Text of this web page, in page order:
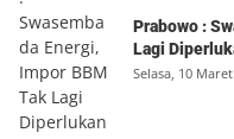
Prabowo :
Lagi
Selasa, 10